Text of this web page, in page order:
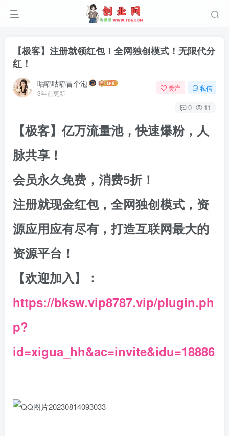
【极客】注册就领红包！全网独创模式！无限代分
红！
咕嘟咕嘟冒个泡
3年前更新
关注 私信
0 11
【极客】亿万流量池，快速爆粉，人
脉共享！
会员永久免费，消费5折！
注册就现金红包，全网独创模式，资
源应用应有尽有，打造互联网最大的
资源平台！
【欢迎加入】：
https://bksw.vip8787.vip/plugin.ph
p?
id=xigua_hh&ac=invite&idu=18886